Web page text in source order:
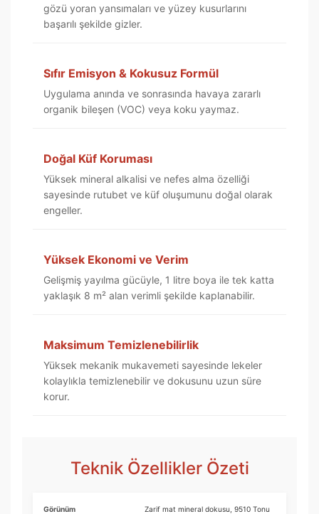
gözü yoran yansımaları ve yüzey kusurlarını
başarılı şekilde gizler.
Sıfır Emisyon & Kokusuz Formül
Uygulama anında ve sonrasında havaya zararlı
organik bileşen (VOC) veya koku yaymaz.
Doğal Küf Koruması
Yüksek mineral alkalisi ve nefes alma özelliği
sayesinde rutubet ve küf oluşumunu doğal olarak
engeller.
Yüksek Ekonomi ve Verim
Gelişmiş yayılma gücüyle, 1 litre boya ile tek katta
yaklaşık 8 m² alan verimli şekilde kaplanabilir.
Maksimum Temizlenebilirlik
Yüksek mekanik mukavemeti sayesinde lekeler
kolaylıkla temizlenebilir ve dokusunu uzun süre
korur.
Teknik Özellikler Özeti
Görünüm Zarif mat mineral dokusu, 9510 Tonu